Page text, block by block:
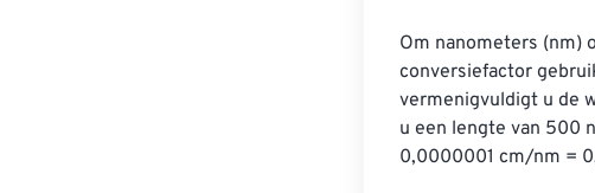
Om nanometers (nm)
conversiefactor
vermenigvuldigt u de
u een lengte van 500
0,0000001 cm/nm =